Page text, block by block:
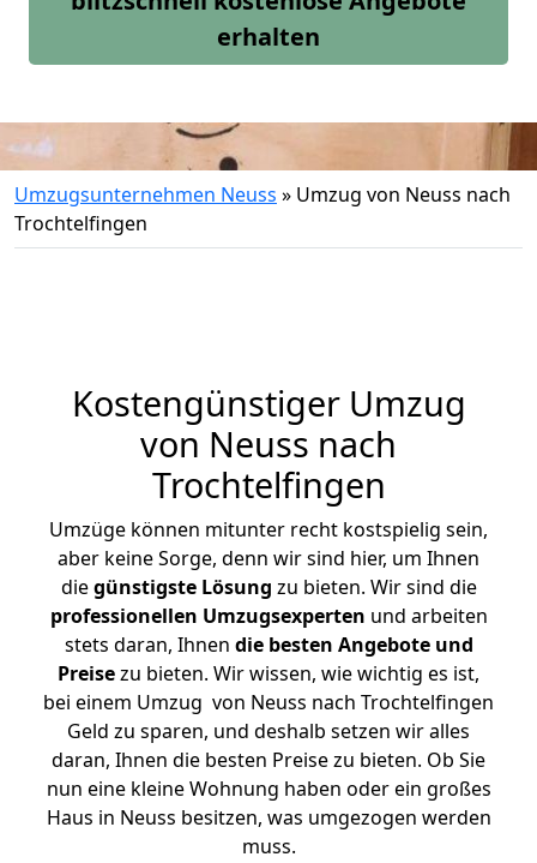
erhalten
Umzugsunternehmen Neuss » Umzug von Neuss nach
Trochtelfingen
Kostengünstiger Umzug
von Neuss nach
Trochtelfingen
Umzüge können mitunter recht kostspielig sein,
aber keine Sorge, denn wir sind hier, um Ihnen
diegünstigste Lösung zu bieten. Wir sind die
professionellen Umzugsexperten und arbeiten
stets daran, Ihnen die besten Angebote und
Preisezu bieten. Wir wissen, wie wichtig es ist,
bei einem Umzug von Neuss nach Trochtelfingen
Geld zu sparen, und deshalb setzen wir alles
daran, Ihnen die besten Preise zu bieten. Ob Sie
nun eine kleine Wohnung haben oder ein großes
Haus in Neuss besitzen, was umgezogen werden
muss.